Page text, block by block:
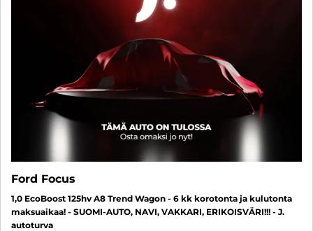
Ford Focus
1,0 EcoBoost 125hv A8 Trend Wagon - 6 kk korotonta ja kulutonta
maksuaikaa! - SUOMI-AUTO, NAVI, VAKKARI, ERIKOISVÄRI!!! - J.
autoturva